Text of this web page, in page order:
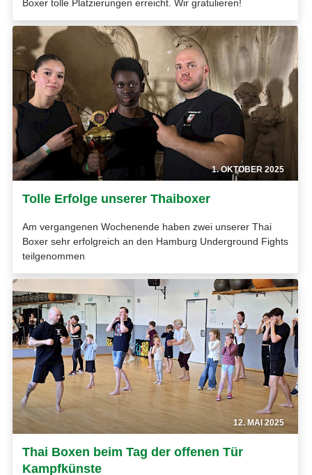
Boxer tolle Platzierungen erreicht. Wir gratulieren!
1. OKTOBER 2025
Tolle Erfolge unserer Thaiboxer
Am vergangenen Wochenende haben zwei unserer Thai
Boxer sehr erfolgreich an den Hamburg Underground Fights
teilgenommen
12. MAI 2025
Thai Boxen beim Tag der offenen Tür
Kampfkünste